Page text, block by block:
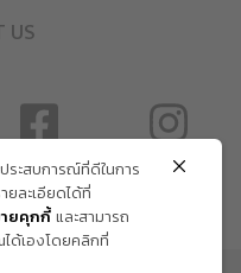
US
ระสบการณ์ที่ดีในการ
ละเอียดได้ที่
ยคุกกี้และสามารถ
ด้เองโดยคลิกที่